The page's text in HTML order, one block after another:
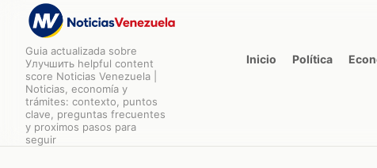
Guia actualizada sobre
Улучшить helpful content
score Noticias Venezuela |
Noticias, economía y
trámites: contexto, puntos
clave, preguntas frecuentes
y proximos pasos para
seguir
Inicio Política